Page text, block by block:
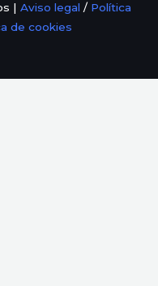
| Aviso legal / Política
de cookies